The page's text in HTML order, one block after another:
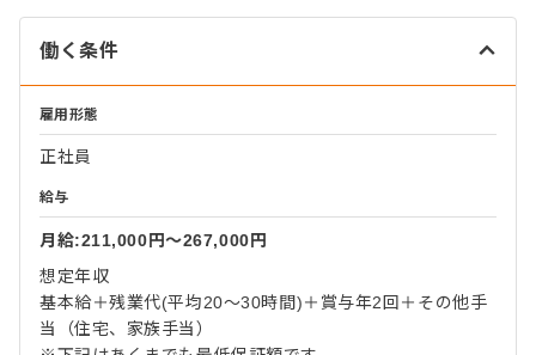
働く条件
雇用形態
正社員
給与
月給:211,000円〜267,000円
想定年収
基本給＋残業代(平均20～30時間)＋賞与年2回＋その他手
当（住宅、家族手当）